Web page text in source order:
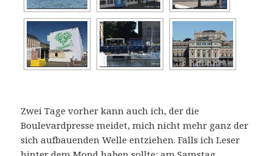
Zwei Tage vorher kann auch ich, der die
Boulevardpresse meidet, mich nicht mehr ganz der
sich aufbauenden Welle entziehen. Falls ich Leser